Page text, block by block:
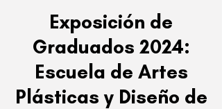
Exposición de
Graduados 2024:
Escuela de Artes
Plásticas y Diseño de